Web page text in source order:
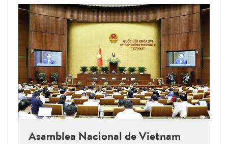
Asamblea Nacional de Vietnam